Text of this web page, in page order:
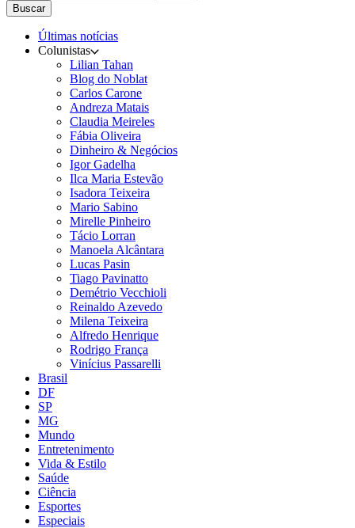
Buscar
Últimas notícias
Colunistas
Lilian Tahan
Blog do Noblat
Carlos Carone
Andreza Matais
Claudia Meireles
Fábia Oliveira
Dinheiro & Negócios
Igor Gadelha
Ilca Maria Estevão
Isadora Teixeira
Mario Sabino
Mirelle Pinheiro
Tácio Lorran
Manoela Alcântara
Lucas Pasin
Tiago Pavinatto
Demétrio Vecchioli
Reinaldo Azevedo
Milena Teixeira
Alfredo Henrique
Rodrigo França
Vinícius Passarelli
Brasil
DF
SP
MG
Mundo
Entretenimento
Vida & Estilo
Saúde
Ciência
Esportes
Especiais